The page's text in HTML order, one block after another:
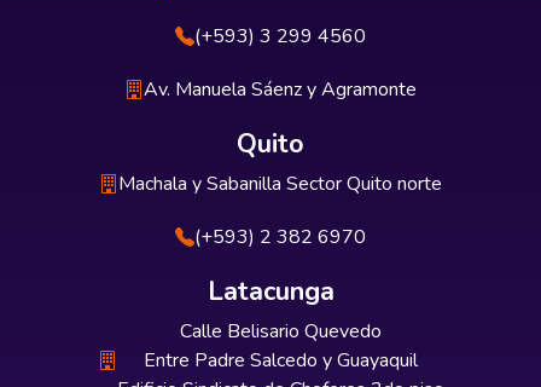
(+593) 3 299 4560
Av. Manuela Sáenz y Agramonte
Quito
Machala y Sabanilla Sector Quito norte
(+593) 2 382 6970
Latacunga
Calle Belisario Quevedo
Entre Padre Salcedo y Guayaquil